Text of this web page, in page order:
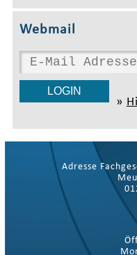
Webmail
»
Adresse